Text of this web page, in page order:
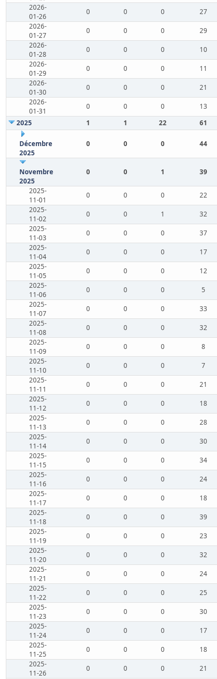
2026-
01-26
0 0 0
27
2026-
01-27
0 0 0
29
2026-
01-28
0 0 0
10
2026-
01-29
0 0 0
11
2026-
01-30
0 0 0
21
2026-
01-31
0 0 0
13
2025
1 1 22 61
Décembre
2025
0 0 0 44
Novembre
2025
0 0 1 39
2025-
11-01
0 0 0
22
2025-
11-02
0 0 1
32
2025-
11-03
0 0 0
37
2025-
11-04
0 0 0
17
2025-
11-05
0 0 0
12
2025-
11-06
0 0 0
5
2025-
11-07
0 0 0
33
2025-
11-08
0 0 0
32
2025-
11-09
0 0 0
8
2025-
11-10
0 0 0
7
2025-
11-11
0 0 0
21
2025-
11-12
0 0 0
18
2025-
11-13
0 0 0
28
2025-
11-14
0 0 0
30
2025-
11-15
0 0 0
34
2025-
11-16
0 0 0
24
2025-
11-17
0 0 0
18
2025-
11-18
0 0 0
39
2025-
11-19
0 0 0
23
2025-
11-20
0 0 0
32
2025-
11-21
0 0 0
24
2025-
11-22
0 0 0
25
2025-
11-23
0 0 0
30
2025-
11-24
0 0 0
17
2025-
11-25
0 0 0
18
2025-
11-26
0 0 0
21